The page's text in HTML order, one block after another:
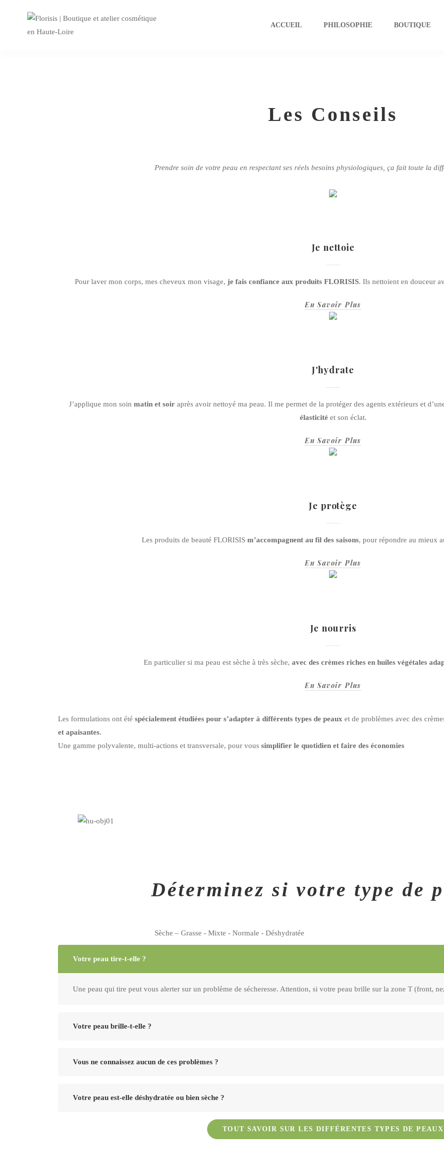
ACCUEIL PHILOSOPHIE BOUTIQUE
Les Conseils
Prendre soin de votre peau en respectant ses réels besoins physiologiques, ça fait toute la
Je nettoie
Pour laver mon corps, mes cheveux mon visage, je fais confiance aux produits FLORISIS. Ils nettoient en douceur
En Savoir Plus
J'hydrate
J’applique mon soin matin et soir après avoir nettoyé ma peau. Il me permet de la protéger des agents extérieurs et
élasticité et son éclat.
En Savoir Plus
Je protège
Les produits de beauté FLORISIS m’accompagnent au fil des saisons, pour répondre au mieux
En Savoir Plus
Je nourris
En particulier si ma peau est sèche à très sèche, avec des crèmes riches en huiles végétales
En Savoir Plus
Les formulations ont été spécialement étudiées pour s’adapter à différents types de peaux et de problèmes avec des
et apaisantes.
Une gamme polyvalente, multi-actions et transversale, pour vous simplifier le quotidien et faire des économies
Déterminez si votre type de
Sèche – Grasse - Mixte - Normale - Déshydratée
Votre peau tire-t-elle ?
Une peau qui tire peut vous alerter sur un problème de sécheresse. Attention, si votre peau brille sur la zone T (front,
Votre peau brille-t-elle ?
Vous ne connaissez aucun de ces problèmes ?
Votre peau est-elle déshydratée ou bien sèche ?
Il s'agit là d'une différence fondamentale car le soin conseillé n'est pas le même. Quel que soit votre âge ou votre type
arriver qu'elle se retrouve déshydratée momentanément. Votre crème doit alors apporter une dose supplémentaire
épiderme. Une peau déshydratée souffre d'un manque d'eau : elle est inconfortable, surtout au niveau des joues, et a
TOUT SAVOIR SUR LES DIFFÉRENTES TYPES DE PEAUX